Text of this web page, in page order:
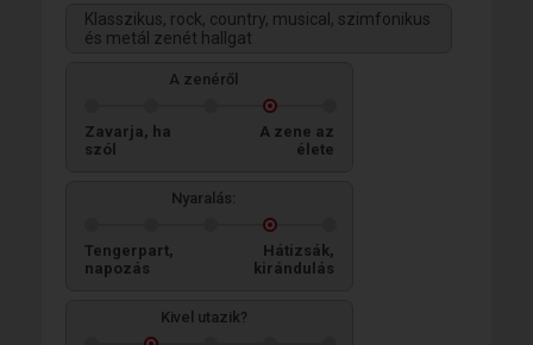
Klasszikus, rock, country, musical, szimfonikus
és metál zenét hallgat
A zenéről
Zavarja, ha
szól
A zene az
élete
Nyaralás:
Tengerpart,
napozás
Hátizsák,
kirándulás
Kivel utazik?